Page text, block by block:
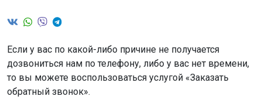
Если у вас по какой-либо причине не получается
дозвониться нам по телефону, либо у вас нет времени,
то вы можете воспользоваться услугой «Заказать
обратный звонок».